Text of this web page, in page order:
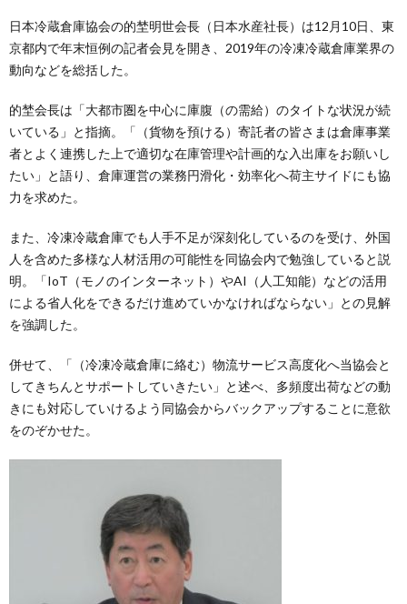
日本冷蔵倉庫協会の的埜明世会長（日本水産社長）は12月10日、東
京都内で年末恒例の記者会見を開き、2019年の冷凍冷蔵倉庫業界の
動向などを総括した。
的埜会長は「大都市圏を中心に庫腹（の需給）のタイトな状況が続
いている」と指摘。「（貨物を預ける）寄託者の皆さまは倉庫事業
者とよく連携した上で適切な在庫管理や計画的な入出庫をお願いし
たい」と語り、倉庫運営の業務円滑化・効率化へ荷主サイドにも協
力を求めた。
また、冷凍冷蔵倉庫でも人手不足が深刻化しているのを受け、外国
人を含めた多様な人材活用の可能性を同協会内で勉強していると説
明。「IoT（モノのインターネット）やAI（人工知能）などの活用
による省人化をできるだけ進めていかなければならない」との見解
を強調した。
併せて、「（冷凍冷蔵倉庫に絡む）物流サービス高度化へ当協会と
してきちんとサポートしていきたい」と述べ、多頻度出荷などの動
きにも対応していけるよう同協会からバックアップすることに意欲
をのぞかせた。